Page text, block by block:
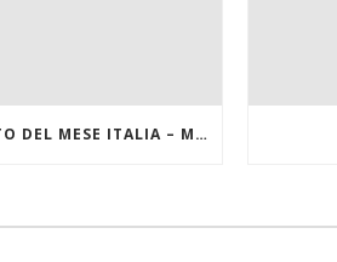
BREVETTO DEL MESE ITALIA – MARZO 2025